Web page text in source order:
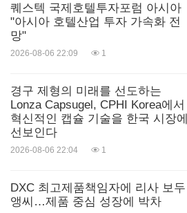
퀘스텍 국제호텔투자포럼 아시아
"아시아 호텔산업 투자 가속화 전
망"
2026-08-06 22:09 1
경구 제형의 미래를 선도하는
Lonza Capsugel, CPHI Korea에서
혁신적인 캡슐 기술을 한국 시장에
선보인다
2026-08-06 22:04 1
DXC 최고제품책임자에 리사 보두
앵씨…제품 중심 성장에 박차